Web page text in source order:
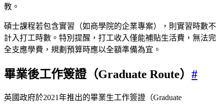
教。
碩士課程若包含實習（如商學院的企業專案），則實習時數不
計入打工時數。特別提醒，打工收入僅能補貼生活費，無法完
全支應學費，規劃預算時應以全額準備為宜。
畢業後工作簽證（Graduate Route） #
英國政府於2021年推出的畢業生工作簽證（Graduate